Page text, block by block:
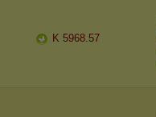
K 5968.57